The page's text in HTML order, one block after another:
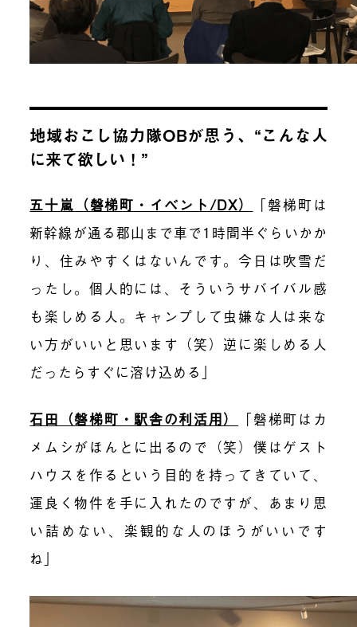
地域おこし協力隊OBが思う、“こんな人
に来て欲しい！”
五十嵐（磐梯町・イベント/DX）
「磐梯町は
新幹線が通る郡山まで車で1時間半ぐらいかか
り、住みやすくはないんです。今日は吹雪だ
ったし。個人的には、そういうサバイバル感
も楽しめる人。キャンプして虫嫌な人は来な
い方がいいと思います（笑）逆に楽しめる人
だったらすぐに溶け込める」
石田（磐梯町・駅舎の利活用）
「磐梯町はカ
メムシがほんとに出るので（笑）僕はゲスト
ハウスを作るという目的を持ってきていて、
運良く物件を手に入れたのですが、あまり思
い詰めない、楽観的な人のほうがいいです
ね」